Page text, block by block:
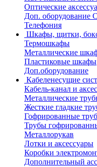
Оптические
Доп. оборудование
Телефония
Шкафы, щитки,
Термошкафы
Металлические
Пластиковые шкафы
Доп.оборудование
Кабеленесущие
Кабель-канал и
Металлические
Жесткие гладкие
Гофрированные
Трубы
Металлорукав
Лотки и аксессуары
Коробки
Дополнительный